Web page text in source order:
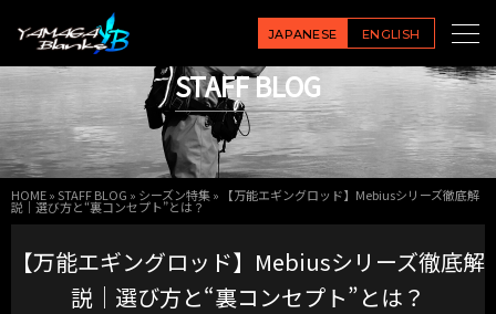
JAPANESE ENGLISH
STAFF BLOG
HOME»STAFF BLOG » シーズン特集» 【万能エギングロッド】Mebiusシリーズ徹底解
説｜選び方と“裏コンセプト”とは？
【万能エギングロッド】Mebiusシリーズ徹底解
説｜選び方と“裏コンセプト”とは？